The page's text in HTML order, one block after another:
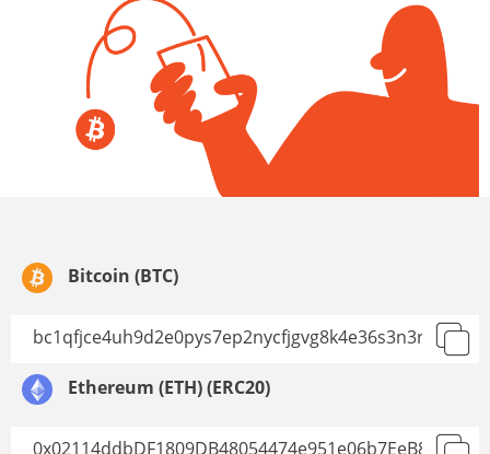
Bitcoin (BTC)
Ethereum (ETH) (ERC20)